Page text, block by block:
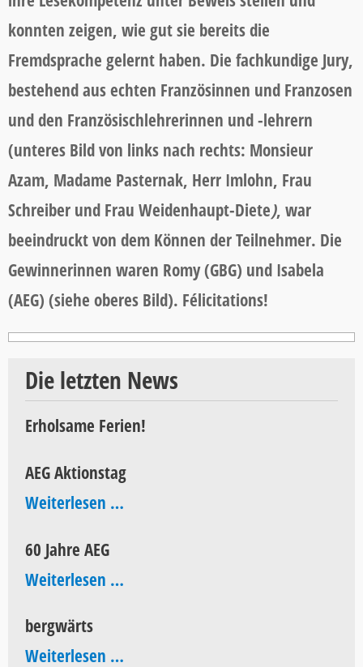
konnten zeigen, wie gut sie bereits die
Fremdsprache gelernt haben. Die fachkundige Jury,
bestehend aus echten Französinnen und Franzosen
und den Französischlehrerinnen und -lehrern
(unteres Bild von links nach rechts: Monsieur
Azam, Madame Pasternak, Herr Imlohn, Frau
Schreiber und Frau Weidenhaupt-Diete), war
beeindruckt von dem Können der Teilnehmer. Die
Gewinnerinnen waren Romy (GBG) und Isabela
(AEG) (siehe oberes Bild). Félicitations!
Die letzten News
Erholsame Ferien!
AEG Aktionstag
Weiterlesen …AEG
60 Jahre AEG
Weiterlesen …60
bergwärts
Weiterlesen …bergwärts